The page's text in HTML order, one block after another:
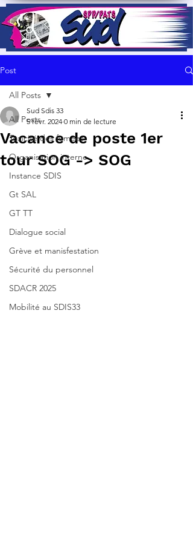
Post
All Posts
Toxicité des fumées
Organisation interne
Instance SDIS
Gt SAL
GT TT
Dialogue social
Grève et manisfestation
Sécurité du personnel
SDACR 2025
Mobilité au SDIS33
All Posts
Vacance de poste 1er
tour SOG -> SOG
Sud Sdis 33
5 févr. 2024 0 min de lecture